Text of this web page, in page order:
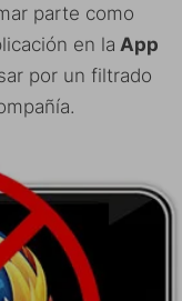
parte como
en la App
por un filtrado